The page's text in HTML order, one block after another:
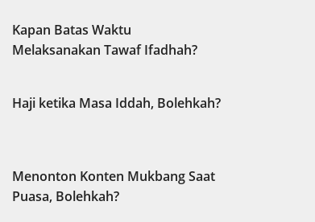
Kapan Batas Waktu
Melaksanakan Tawaf Ifadhah?
Haji ketika Masa Iddah, Bolehkah?
Menonton Konten Mukbang Saat
Puasa, Bolehkah?